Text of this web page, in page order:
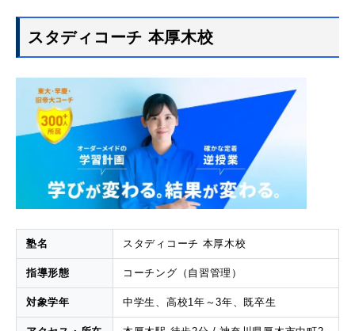
スタディコーチ 本厚木校
塾名 スタディコーチ 本厚木校
指導形態 コーチング（自習管理）
対象学年 中学生、高校1年～3年、既卒生